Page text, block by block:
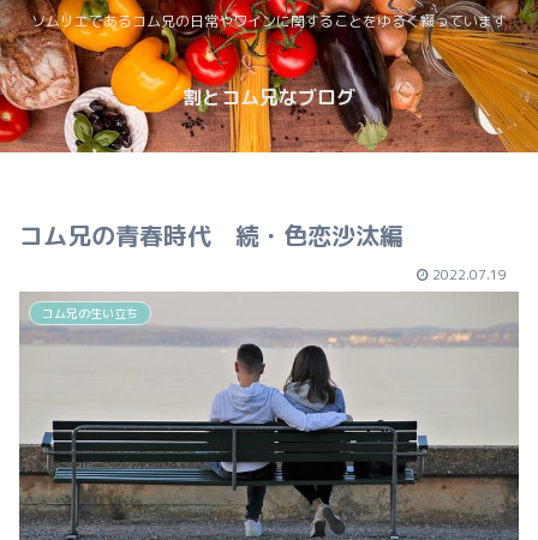
ソムリエであるコム兄の日常やワインに関することをゆるく綴っています
割とコム兄なブログ
コム兄の青春時代 続・色恋沙汰編
2022.07.19
コム兄の生い立ち